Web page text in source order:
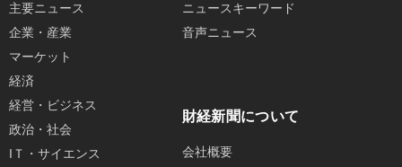
主要ニュース
企業・産業
マーケット
経済
経営・ビジネス
政治・社会
IＴ・サイエンス
ニュースキーワード
音声ニュース
財経新聞について
会社概要